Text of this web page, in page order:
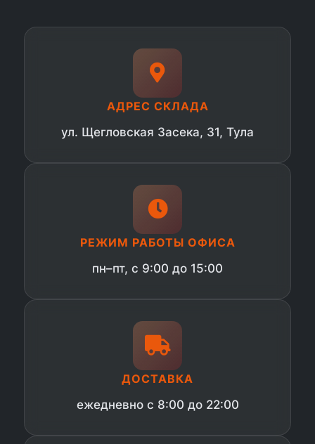
АДРЕС СКЛАДА
ул. Щегловская Засека, 31, Тула
РЕЖИМ РАБОТЫ ОФИСА
пн–пт, с 9:00 до 15:00
ДОСТАВКА
ежедневно с 8:00 до 22:00